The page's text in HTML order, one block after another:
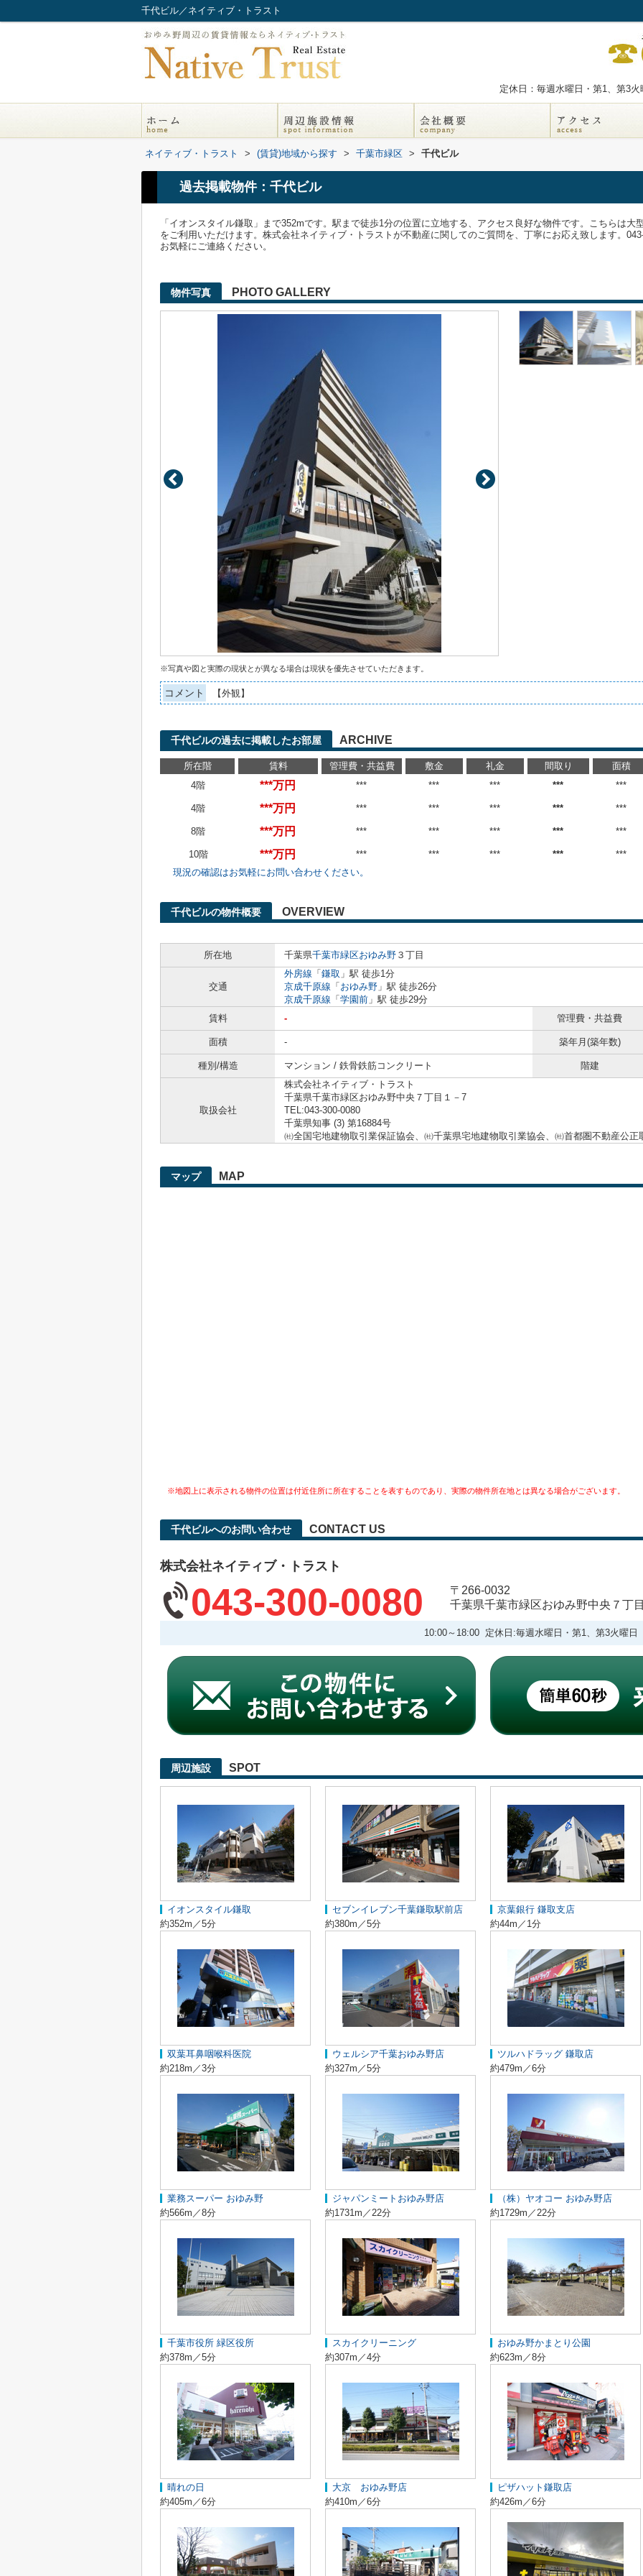
千代ビル／ネイティブ・トラスト
定休日：毎週水曜日・第1、第3
ネイティブ・トラスト > (賃貸)地域から探す > 千葉市緑区 > 千代ビル
過去掲載物件：千代ビル
「イオンスタイル鎌取」まで352mです。駅まで徒歩1分の位置に立地する、アクセス良好な物件です。こちらは大
をご利用いただけます。株式会社ネイティブ・トラストが不動産に関してのご質問を、丁寧にお応え致します。
お気軽にご連絡ください。
物件写真 PHOTO GALLERY
※写真や図と実際の現状とが異なる場合は現状を優先させていただきます。
コメント 【外観】
千代ビルの過去に掲載したお部屋 ARCHIVE
所在階 賃料 管理費・共益費 敷金 礼金 間取り
面積
4階
***万円 *** *** *** *** ***
4階 ***万円 *** *** *** *** ***
8階 ***万円 *** *** *** *** ***
10階 ***万円 *** *** *** ***
***
現況の確認はお気軽にお問い合わせください。
千代ビルの物件概要 OVERVIEW
所在地 千葉県千葉市緑区おゆみ野 ３丁目
交通
外房線 「 鎌取 」駅 徒歩1分
京成千原線 「 おゆみ野 」駅 徒歩26分
京成千原線 「 学園前 」駅 徒歩29分
賃料
- 管理費・共益費
面積 - 築年月(築年数)
種別/構造 マンション / 鉄骨鉄筋コンクリート 階建
取扱会社
株式会社ネイティブ・トラスト
千葉県千葉市緑区おゆみ野中央７丁目１－7
TEL:043-300-0080
千葉県知事 (3) 第16884号
㈳全国宅地建物取引業保証協会、㈳千葉県宅地建物取引業協会、㈳首都圏不動産公正
マップ MAP
※地図上に表示される物件の位置は付近住所に所在することを表すものであり、実際の物件所在地とは異なる場合がございます。
千代ビルへのお問い合わせ CONTACT US
株式会社ネイティブ・トラスト
043-300-0080
〒266-0032
千葉県千葉市緑区おゆみ野中央７丁
10:00～18:00 定休日:毎週水曜日・第1、第3火曜
周辺施設 SPOT
イオンスタイル鎌取
約352m／5分
セブンイレブン千葉鎌取駅前店
約380m／5分
京葉銀行 鎌取支店
約44m／1分
双葉耳鼻咽喉科医院
約218m／3分
ウェルシア千葉おゆみ野店
約327m／5分
ツルハドラッグ 鎌取店
約479m／6分
業務スーパー おゆみ野
約566m／8分
ジャパンミートおゆみ野店
約1731m／22分
（株）ヤオコー おゆみ野店
約1729m／22分
千葉市役所 緑区役所
約378m／5分
スカイクリーニング
約307m／4分
おゆみ野かまとり公園
約623m／8分
晴れの日
約405m／6分
大京 おゆみ野店
約410m／6分
ピザハット鎌取店
約426m／6分